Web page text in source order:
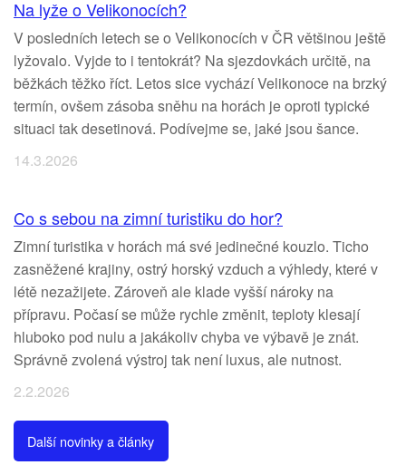
Na lyže o Velikonocích?
V posledních letech se o Velikonocích v ČR většinou ještě
lyžovalo. Vyjde to i tentokrát? Na sjezdovkách určitě, na
běžkách těžko říct. Letos sice vychází Velikonoce na brzký
termín, ovšem zásoba sněhu na horách je oproti typické
situaci tak desetinová. Podívejme se, jaké jsou šance.
14.3.2026
Co s sebou na zimní turistiku do hor?
Zimní turistika v horách má své jedinečné kouzlo. Ticho
zasněžené krajiny, ostrý horský vzduch a výhledy, které v
létě nezažijete. Zároveň ale klade vyšší nároky na
přípravu. Počasí se může rychle změnit, teploty klesají
hluboko pod nulu a jakákoliv chyba ve výbavě je znát.
Správně zvolená výstroj tak není luxus, ale nutnost.
2.2.2026
Další novinky a články